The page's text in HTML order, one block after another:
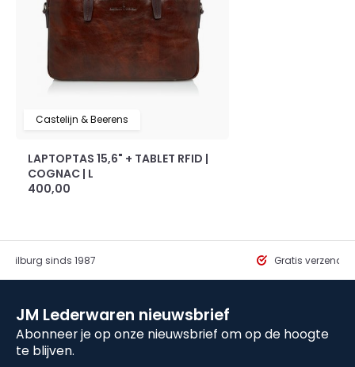
Castelijn & Beerens
LAPTOPTAS 15,6" + TABLET RFID |
COGNAC | L
400,00
Tilburg sinds 1987 Gratis
JM Lederwaren nieuwsbrief
Abonneer je op onze nieuwsbrief om op de hoogte
te blijven.